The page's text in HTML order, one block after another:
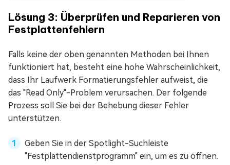
Lösung 3: Überprüfen und Reparieren von
Festplattenfehlern
Falls keine der oben genannten Methoden bei Ihnen
funktioniert hat, besteht eine hohe Wahrscheinlichkeit,
dass Ihr Laufwerk Formatierungsfehler aufweist, die
das "Read Only"-Problem verursachen. Der folgende
Prozess soll Sie bei der Behebung dieser Fehler
unterstützen.
Geben Sie in der Spotlight-Suchleiste
"Festplattendienstprogramm" ein, um es zu öffnen.